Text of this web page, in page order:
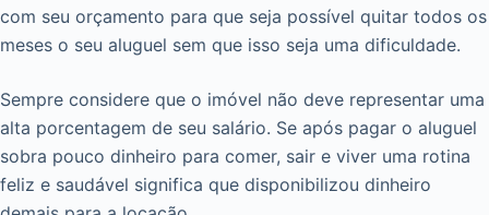
com seu orçamento para que seja possível quitar todos os
meses o seu aluguel sem que isso seja uma dificuldade.
Sempre considere que o imóvel não deve representar uma
alta porcentagem de seu salário. Se após pagar o aluguel
sobra pouco dinheiro para comer, sair e viver uma rotina
feliz e saudável significa que disponibilizou dinheiro